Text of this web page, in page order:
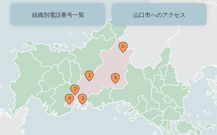
組織別電話番号一覧 山口市へのアクセス